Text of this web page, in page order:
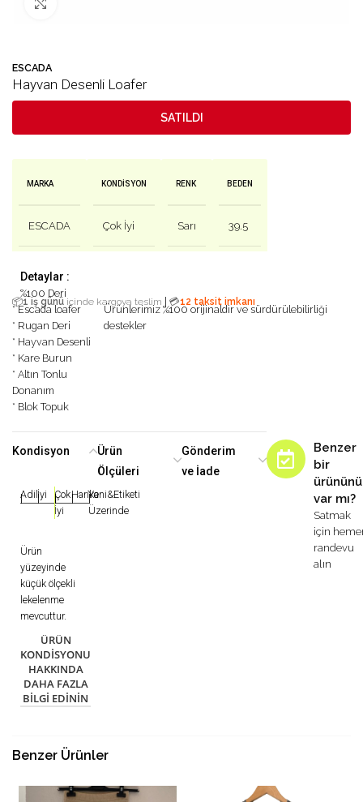
ESCADA
Hayvan Desenli Loafer
SATILDI
MARKA
ESCADA
KONDISYON
Çok İyi
RENK
Sarı
BEDEN
39.5
Detaylar :
%100 Deri
📦1 iş günü içinde kargoya teslim 💳12 taksit imkanı
* Escada loafer
* Rugan Deri
* Hayvan Desenli
* Kare Burun
* Altın Tonlu
Donanım
* Blok Topuk
Ürünlerimiz %100 orijinaldir ve sürdürülebilirliği
destekler
Kondisyon
|Adil|İyi |Çok
İyi
|Harika
|Yeni&Etiketi
Üzerinde
Ürün
yüzeyinde
küçük ölçekli
lekelenme
mevcuttur.
ÜRÜN
KONDISYONU
HAKKINDA
DAHA FAZLA
BILGI EDININ
Ürün
Ölçüleri
Gönderim
ve İade
Benzer
bir
var mı?
Satmak
için
randevu
alın
Benzer Ürünler